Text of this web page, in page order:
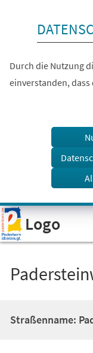
Visuelle
Assistenzsoftware
öffnen.
Durch die Nutzung
einverstanden, dass
Logo
Straßenname: